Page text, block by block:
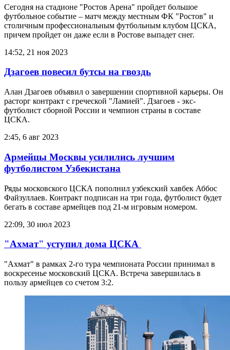
Сегодня на стадионе "Ростов Арена" пройдет большое
футбольное событие – матч между местным ФК "Ростов" и
столичным профессиональным футбольным клубом ЦСКА,
причем пройдет он даже если в Ростове выпадет снег.
14:52, 21 ноя 2023
Дзагоев повесил бутсы на гвоздь
Алан Дзагоев объявил о завершении спортивной карьеры. Он
расторг контракт с греческой "Ламией". Дзагоев - экс-
футболист сборной России и чемпион страны в составе
ЦСКА.
2:45, 6 авг 2023
Армейцы Москвы усилились лучшим
футболистом Узбекистана
Ряды московского ЦСКА пополнил узбекский хавбек Аббос
Файзуллаев. Контракт подписан на три года, футболист будет
бегать в составе армейцев под 21-м игровым номером.
22:09, 30 июл 2023
"Ахмат" уступил дома ЦСКА
"Ахмат" в рамках 2-го тура чемпионата России принимал в
воскресенье московский ЦСКА. Встреча завершилась в
пользу армейцев со счетом 3:2.